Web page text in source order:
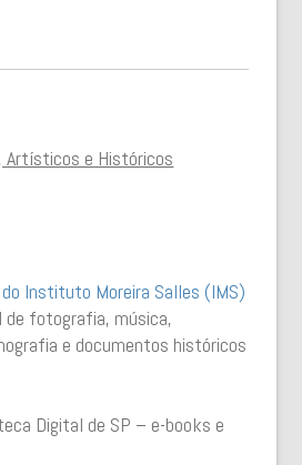
Artísticos e Históricos
Instituto Moreira Salles (IMS)
de fotografia, música,
e documentos históricos
Digital de SP – e-books e